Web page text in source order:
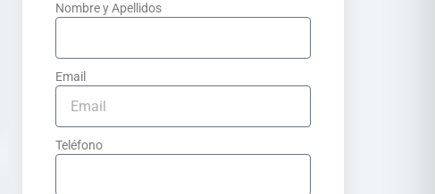
Nombre y Apellidos
Email
Teléfono